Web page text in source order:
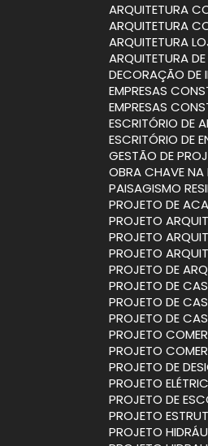
ARQUITETURA
ARQUITETURA
ARQUITETURA
ARQUITETURA
DECORAÇÃO DE
EMPRESAS
EMPRESAS
ESCRITÓRIO DE
ESCRITÓRIO DE
GESTÃO DE
OBRA CHAVE
PAISAGISMO
PROJETO DE
PROJETO
PROJETO
PROJETO
PROJETO DE
PROJETO DE
PROJETO DE
PROJETO DE
PROJETO
PROJETO
PROJETO DE
PROJETO
PROJETO DE
PROJETO
PROJETO